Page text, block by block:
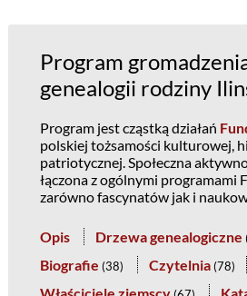
Program
genealogii rodziny
Program jest cząstką działań
polskiej tożsamości kulturowej,
patriotycznej. Społeczna
łączona z ogólnymi programami
zarówno fascynatów jak i
Opis Drzewa genealogiczne
Biografie (38) Czytelnia (78)